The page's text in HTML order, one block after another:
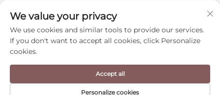
SUIVEZ-NOUS
Copyright © Shenzhen CyGedin Package Ltd All Rights
Politique de confidentialité
We value your privacy
We use cookies and similar tools to provide our services.
If you don't want to accept all cookies, click Personalize
cookies.
Personalize cookies
Accept all